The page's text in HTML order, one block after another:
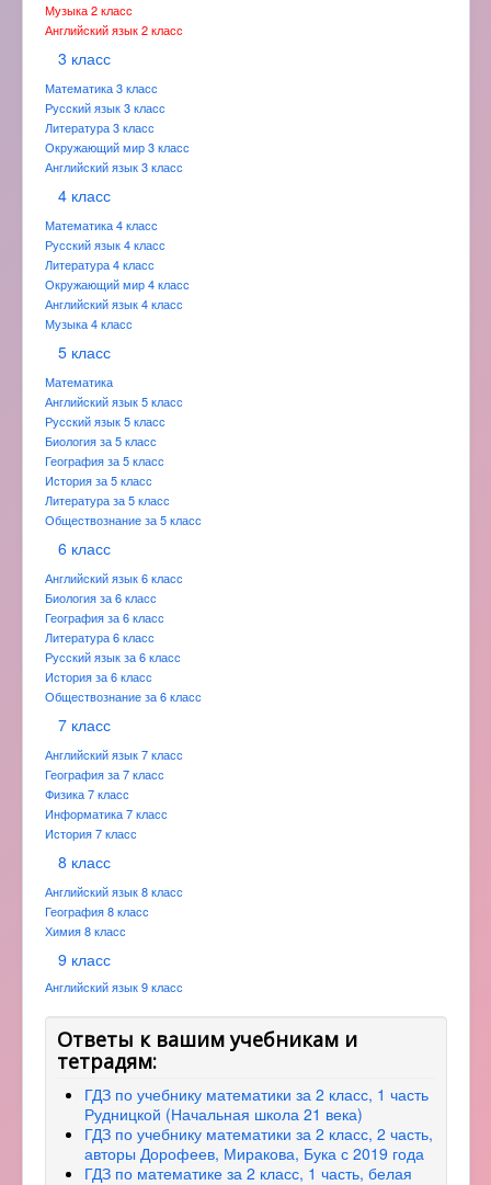
Музыка 2 класс
Английский язык 2 класс
3 класс
Математика 3 класс
Русский язык 3 класс
Литература 3 класс
Окружающий мир 3 класс
Английский язык 3 класс
4 класс
Математика 4 класс
Русский язык 4 класс
Литература 4 класс
Окружающий мир 4 класс
Английский язык 4 класс
Музыка 4 класс
5 класс
Математика
Английский язык 5 класс
Русский язык 5 класс
Биология за 5 класс
География за 5 класс
История за 5 класс
Литература за 5 класс
Обществознание за 5 класс
6 класс
Английский язык 6 класс
Биология за 6 класс
География за 6 класс
Литература 6 класс
Русский язык за 6 класс
История за 6 класс
Обществознание за 6 класс
7 класс
Английский язык 7 класс
География за 7 класс
Физика 7 класс
Информатика 7 класс
История 7 класс
8 класс
Английский язык 8 класс
География 8 класс
Химия 8 класс
9 класс
Английский язык 9 класс
Ответы к вашим учебникам и
тетрадям:
ГДЗ по учебнику математики за 2 класс, 1 часть
Рудницкой (Начальная школа 21 века)
ГДЗ по учебнику математики за 2 класс, 2 часть,
авторы Дорофеев, Миракова, Бука с 2019 года
ГДЗ по математике за 2 класс, 1 часть, белая